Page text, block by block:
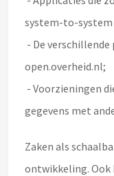
system-to-system
- De
open.overheid.nl;
- Voorzieningen
gegevens met
Zaken als
ontwikkeling. Ook